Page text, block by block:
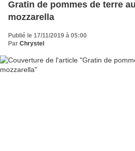
Gratin de pommes de terre
mozzarella
Publié le 17/11/2019 à 05:00
Par Chrystel